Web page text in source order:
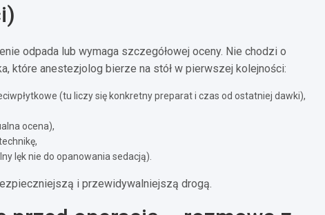
odpada lub wymaga szczegółowej oceny. Nie chodzi o
które anestezjolog bierze na stół w pierwszej kolejności:
(tu liczy się konkretny preparat i czas od ostatniej dawki),
ocena),
lęk nie do opanowania sedacją).
i przewidywalniejszą drogą.